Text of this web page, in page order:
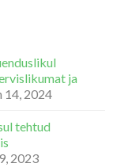
ja
14, 2024
tehtud
2023